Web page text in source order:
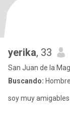
yerika, 33
San Juan de la
Buscando:
soy muy